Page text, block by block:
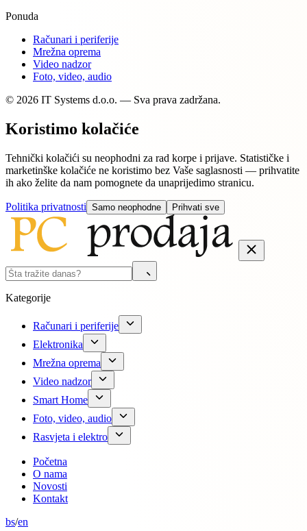
Ponuda
Računari i periferije
Mrežna oprema
Video nadzor
Foto, video, audio
© 2026 IT Systems d.o.o. — Sva prava zadržana.
Koristimo kolačiće
Tehnički kolačići su neophodni za rad korpe i prijave. Statističke i
marketinške kolačiće ne koristimo bez Vaše saglasnosti — prihvatite
ih ako želite da nam pomognete da unaprijedimo stranicu.
Politika privatnosti Samo neophodne Prihvati sve
Kategorije
Računari i periferije
Elektronika
Mrežna oprema
Video nadzor
Smart Home
Foto, video, audio
Rasvjeta i elektro
Početna
O nama
Novosti
Kontakt
bs/en